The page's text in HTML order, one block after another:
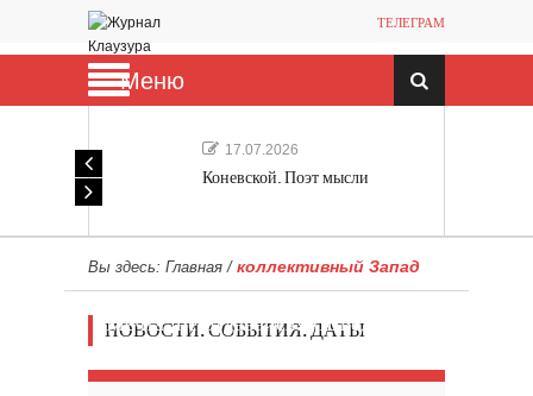
ТЕЛЕГРАМ
Меню
17.07.2026
Коневской. Поэт мысли
Вы здесь: Главная / коллективный Запад
НОВОСТИ. СОБЫТИЯ. ДАТЫ
Мечта, не отдавайся! «Шведская